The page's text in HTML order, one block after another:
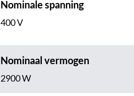
Nominale spanning
400 V
Nominaal vermogen
2900 W